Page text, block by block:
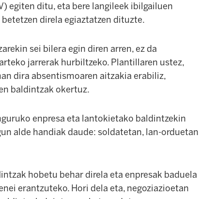
egiten ditu, eta bere langileek ibilgailuen
direla egiaztatzen dituzte.
sei bilera egin diren arren, ez da
jarrerak hurbiltzeko. Plantillaren ustez,
dira absentismoaren aitzakia erabiliz,
baldintzak okertuz.
enpresa eta lantokietako baldintzekin
alde handiak daude: soldatetan, lan-orduetan
hobetu behar direla eta enpresak baduela
erantzuteko. Hori dela eta, negoziazioetan